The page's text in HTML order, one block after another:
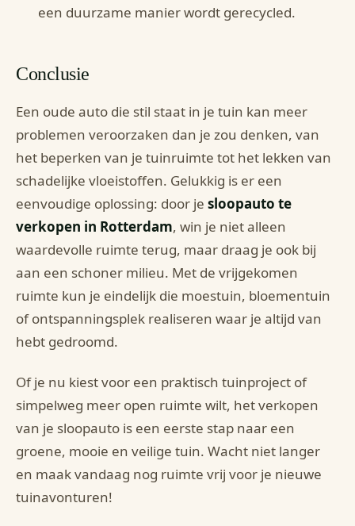
een duurzame manier wordt gerecycled.
Conclusie
Een oude auto die stil staat in je tuin kan meer
problemen veroorzaken dan je zou denken, van
het beperken van je tuinruimte tot het lekken van
schadelijke vloeistoffen. Gelukkig is er een
eenvoudige oplossing: door je sloopauto te
verkopen in Rotterdam, win je niet alleen
waardevolle ruimte terug, maar draag je ook bij
aan een schoner milieu. Met de vrijgekomen
ruimte kun je eindelijk die moestuin, bloementuin
of ontspanningsplek realiseren waar je altijd van
hebt gedroomd.
Of je nu kiest voor een praktisch tuinproject of
simpelweg meer open ruimte wilt, het verkopen
van je sloopauto is een eerste stap naar een
groene, mooie en veilige tuin. Wacht niet langer
en maak vandaag nog ruimte vrij voor je nieuwe
tuinavonturen!